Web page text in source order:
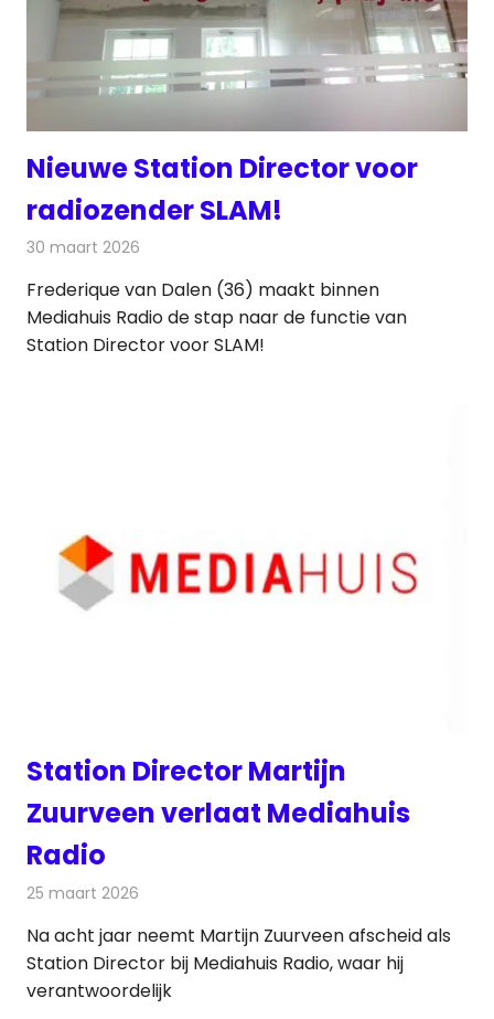
Nieuwe Station Director voor
radiozender SLAM!
30 maart 2026
Frederique van Dalen (36) maakt binnen
Mediahuis Radio de stap naar de functie van
Station Director voor SLAM!
Station Director Martijn
Zuurveen verlaat Mediahuis
Radio
25 maart 2026
Na acht jaar neemt Martijn Zuurveen afscheid als
Station Director bij Mediahuis Radio, waar hij
verantwoordelijk